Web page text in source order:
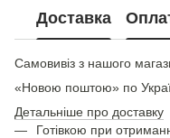
Доставка
Самовивіз з нашого
«Новою поштою» по
Детальніше про доставку
Готівкою при